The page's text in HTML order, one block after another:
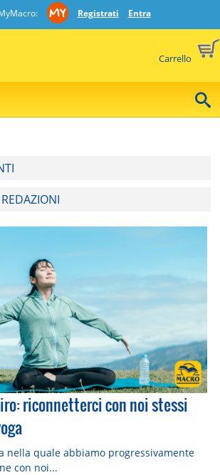
Registrati Entra
Carrello
riconnetterci con noi stessi
nella quale abbiamo progressivamente
con noi...